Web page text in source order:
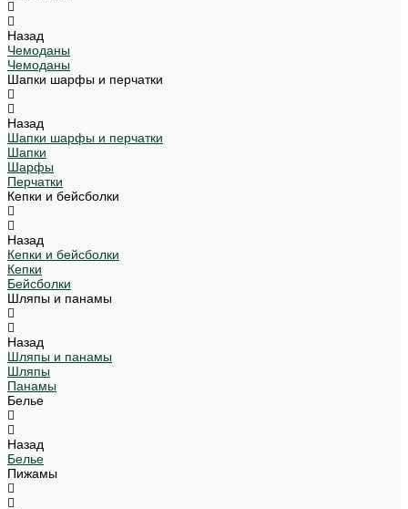
Назад
Чемоданы
Чемоданы
Шапки шарфы и перчатки
Назад
Шапки шарфы и перчатки
Шапки
Шарфы
Перчатки
Кепки и бейсболки
Назад
Кепки и бейсболки
Кепки
Бейсболки
Шляпы и панамы
Назад
Шляпы и панамы
Шляпы
Панамы
Белье
Назад
Белье
Пижамы